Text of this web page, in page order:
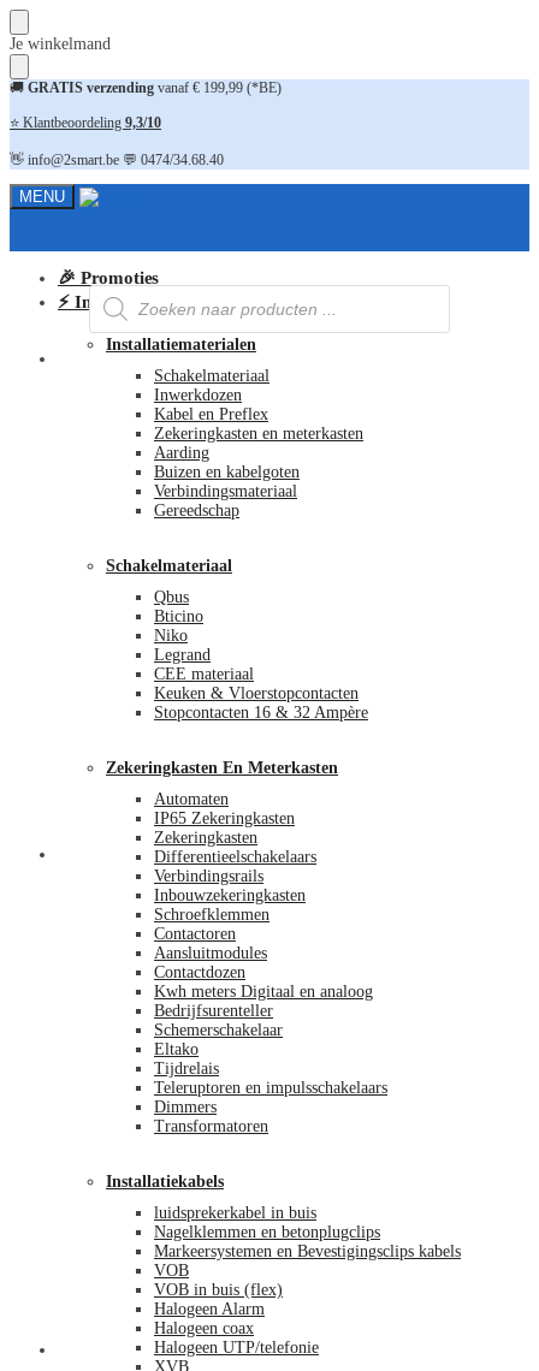
Skip
to
navigation
Skip
to
content
Je winkelmand
🚚 GRATIS verzending vanaf € 199,99 (*BE)
⭐ Klantbeoordeling 9,3/10
👋 info@2smart.be 💬 0474/34.68.40
MENU
Producten
zoeken
Mijn account
🎉 Promoties
⚡ Installatiematerialen
Installatiematerialen
Schakelmateriaal
Inwerkdozen
Kabel en Preflex
Zekeringkasten en meterkasten
Aarding
Buizen en kabelgoten
Verbindingsmateriaal
Gereedschap
Schakelmateriaal
Qbus
Bticino
Niko
Legrand
CEE materiaal
Keuken & Vloerstopcontacten
Stopcontacten 16 & 32 Ampère
Zekeringkasten En Meterkasten
Automaten
IP65 Zekeringkasten
Zekeringkasten
Differentieelschakelaars
Verbindingsrails
Inbouwzekeringkasten
Schroefklemmen
Contactoren
Aansluitmodules
Contactdozen
Kwh meters Digitaal en analoog
Bedrijfsurenteller
Schemerschakelaar
Eltako
Tijdrelais
Teleruptoren en impulsschakelaars
Dimmers
Transformatoren
Installatiekabels
luidsprekerkabel in buis
Nagelklemmen en betonplugclips
Markeersystemen en Bevestigingsclips kabels
VOB
VOB in buis (flex)
Halogeen Alarm
Halogeen coax
Halogeen UTP/telefonie
XVB